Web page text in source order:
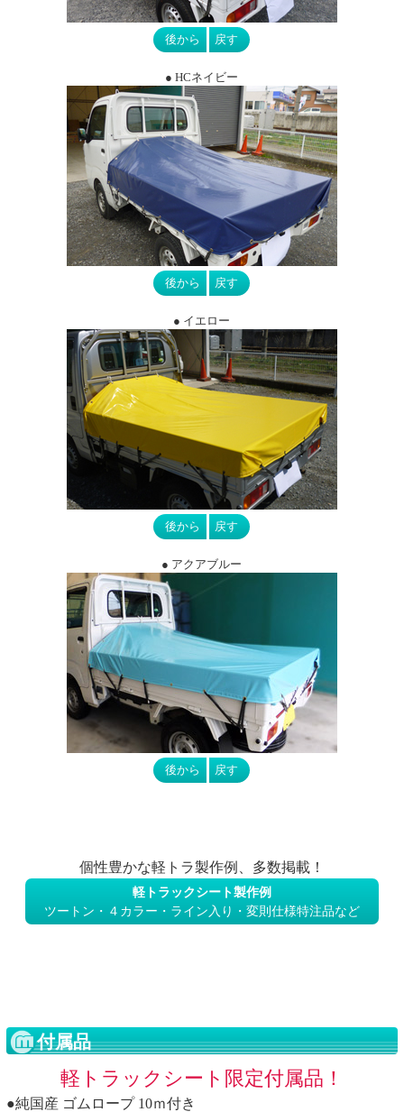
● HCネイビー
● イエロー
● アクアブルー
個性豊かな軽トラ製作例、多数掲載！
軽トラックシート製作例
ツートン・４カラー・ライン入り・変則仕様特注品など
付属品
軽トラックシート限定付属品！
●純国産 ゴムロープ 10ｍ付き